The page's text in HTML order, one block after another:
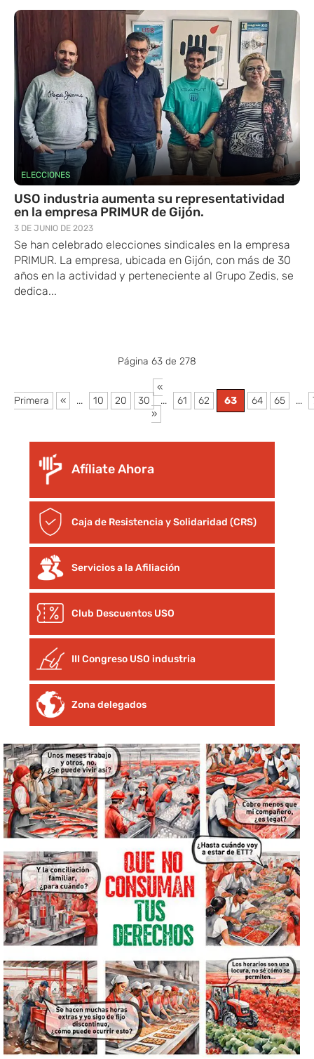
ELECCIONES
USO industria aumenta su representatividad
en la empresa PRIMUR de Gijón.
3 DE JUNIO DE 2023
Se han celebrado elecciones sindicales en la empresa
PRIMUR. La empresa, ubicada en Gijón, con más de 30
años en la actividad y perteneciente al Grupo Zedis, se
dedica...
Página 63 de 278
«
Primera
« ... 10 20 30 ... 61 62 63 64 65 ...
»
Afíliate Ahora
Caja de Resistencia y Solidaridad (CRS)
Servicios a la Afiliación
Club Descuentos USO
III Congreso USO industria
Zona delegados